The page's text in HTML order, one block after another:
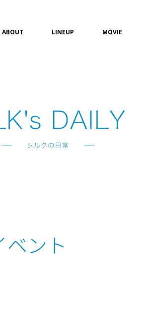
ABOUT LINEUP MOVIE
ント